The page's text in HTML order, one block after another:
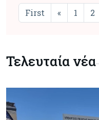
First « 1 2
Τελευταία νέα